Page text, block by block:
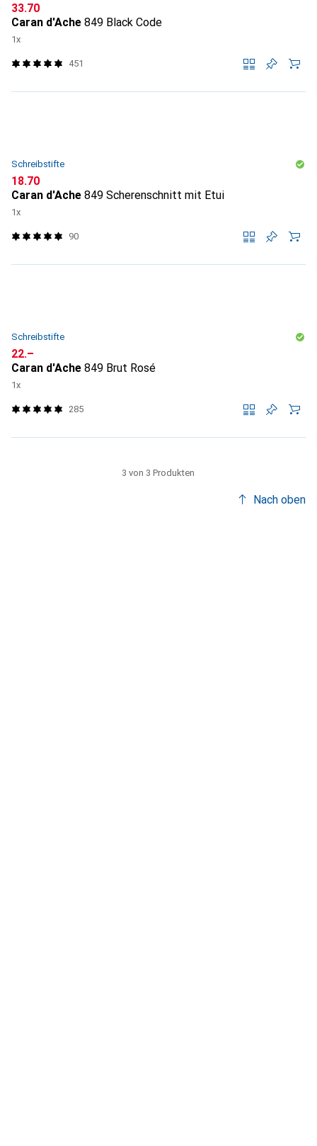
CHF
33.70
Caran d'Ache 849 Black Code
1x
451
Schreibstifte
CHF
18.70
Caran d'Ache 849 Scherenschnitt mit Etui
1x
90
Schreibstifte
CHF
22.–
Caran d'Ache 849 Brut Rosé
1x
285
3 von 3 Produkten
Nach oben